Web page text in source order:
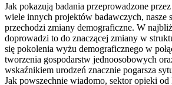
Jak pokazują badania przeprowadzone
wiele innych projektów badawczych, nasze
przechodzi zmiany demograficzne. W
doprowadzi to do znaczącej zmiany w
się pokolenia wyżu demograficznego w
tworzenia gospodarstw jednoosobowych
wskaźnikiem urodzeń znacznie pogarsza
Jak powszechnie wiadomo, sektor opieki od